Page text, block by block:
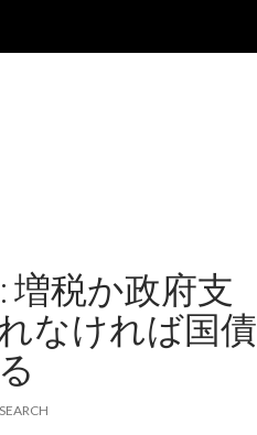
増税か政府支
なければ国債